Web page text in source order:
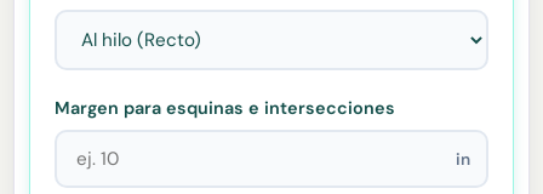
Margen para esquinas e intersecciones
in